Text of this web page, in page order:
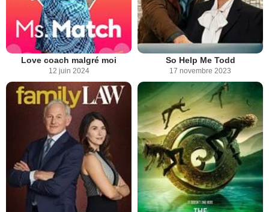
Love coach malgré moi
12 juin 2024
So Help Me Todd
17 novembre 2023